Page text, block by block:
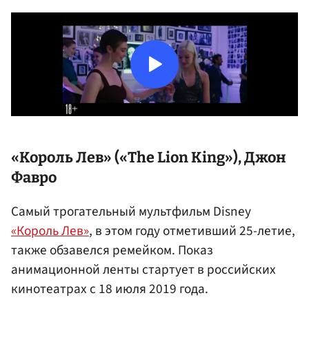
«Король Лев» («The Lion King»),Джон
Фавро
Самый трогательный мультфильм Disney
«Король Лев», в этом году отметивший 25-летие,
также обзавелся ремейком. Показ
анимационной ленты стартует в российских
кинотеатрах с 18 июля 2019 года.